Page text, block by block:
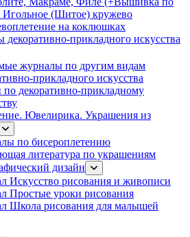
Игольное (Шитое) кружево
на коклюшках
декоративно-прикладного искусства
журналы по другим видам
прикладного искусства
декоративно-прикладному
Ювелирика. Украшения из
по бисероплетению
литература по украшениям
дизайн
Искусство рисования и живописи
Простые уроки рисования
Школа рисования для малышей